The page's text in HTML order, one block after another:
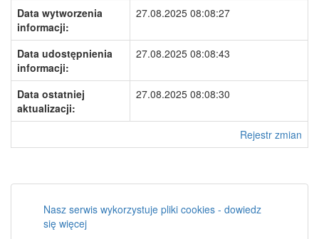
Data wytworzenia
informacji:
27.08.2025 08:08:27
Data udostępnienia
informacji:
27.08.2025 08:08:43
Data ostatniej
aktualizacji:
27.08.2025 08:08:30
Rejestr zmian
Nasz serwis wykorzystuje pliki cookies - dowiedz
się więcej